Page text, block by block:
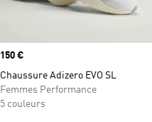
Prix
150 €
Chaussure Adizero EVO SL
Femmes Performance
5 couleurs